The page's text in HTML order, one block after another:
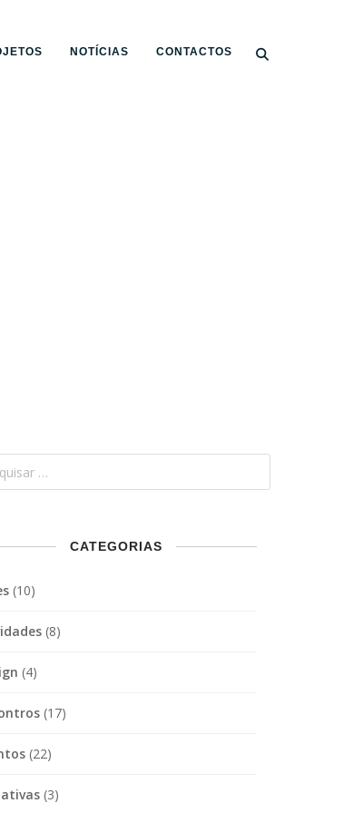
NOTÍCIAS CONTACTOS
CATEGORIAS
(10)
(8)
(4)
(17)
(22)
(3)